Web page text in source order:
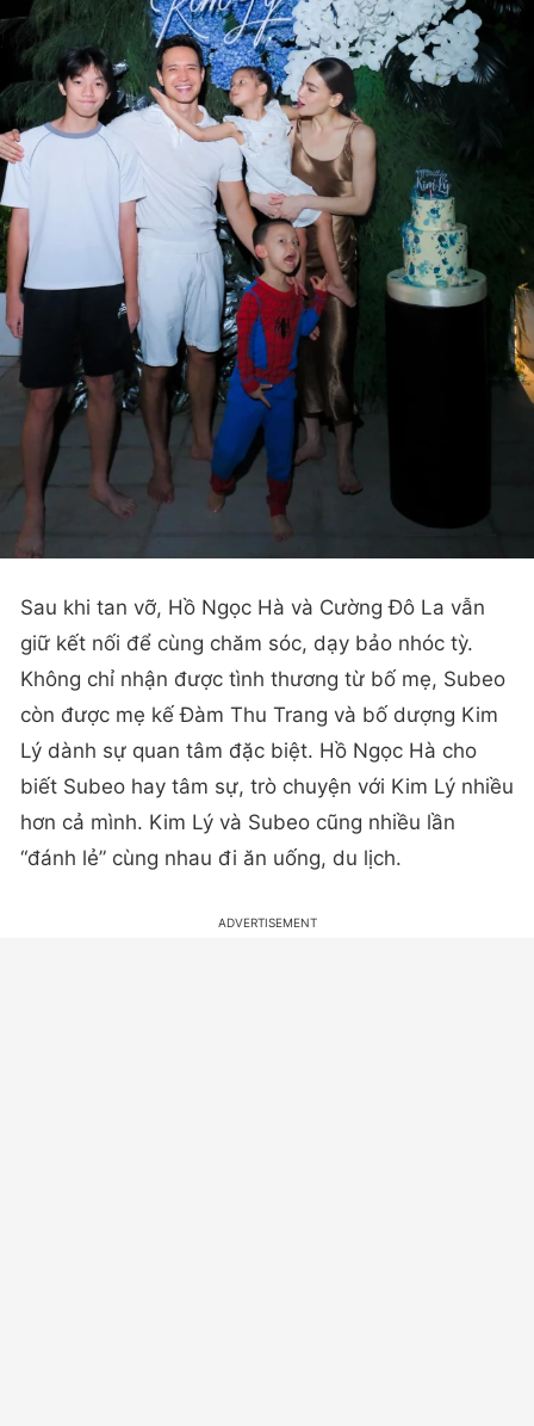
Sau khi tan vỡ, Hồ Ngọc Hà và Cường Đô La vẫn
giữ kết nối để cùng chăm sóc, dạy bảo nhóc tỳ.
Không chỉ nhận được tình thương từ bố mẹ, Subeo
còn được mẹ kế Đàm Thu Trang và bố dượng Kim
Lý dành sự quan tâm đặc biệt. Hồ Ngọc Hà cho
biết Subeo hay tâm sự, trò chuyện với Kim Lý nhiều
hơn cả mình. Kim Lý và Subeo cũng nhiều lần
“đánh lẻ” cùng nhau đi ăn uống, du lịch.